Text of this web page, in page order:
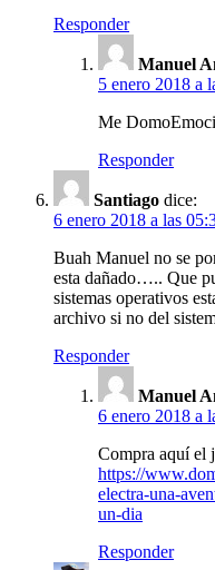
Responder
Manuel
5 enero 2018 a
Me
Responder
Santiago dice:
6 enero 2018 a las
Buah Manuel no se
esta dañado….. Que
sistemas operativos
archivo si no del
Responder
Manuel
6 enero 2018 a
Compra aquí el
https://
electra-una-
un-dia
Responder